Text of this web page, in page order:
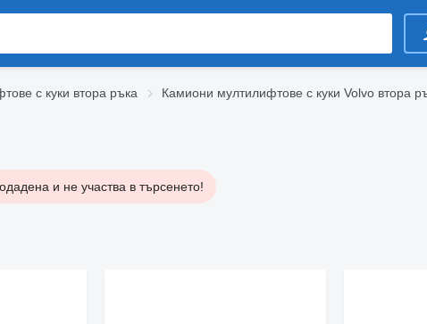
с куки втора ръка Камиони мултилифтове с куки Volvo втора
и не участва в търсенето!